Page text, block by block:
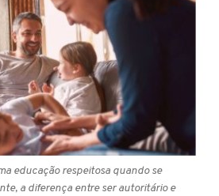
educação respeitosa quando se
a diferença entre ser autoritário e